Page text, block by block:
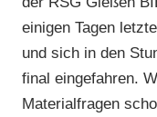
einigen Tagen
und sich in den
final eingefahren.
Materialfragen